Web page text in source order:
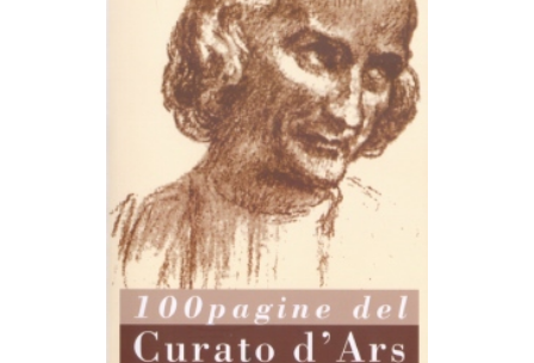
LEGGI TUTTO